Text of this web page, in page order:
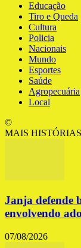
Educação
Tiro e Queda
Cultura
Policia
Nacionais
Mundo
Esportes
Saúde
Agropecuária
Local
©
MAIS HISTÓRIAS
Janja defende
envolvendo
07/08/2026